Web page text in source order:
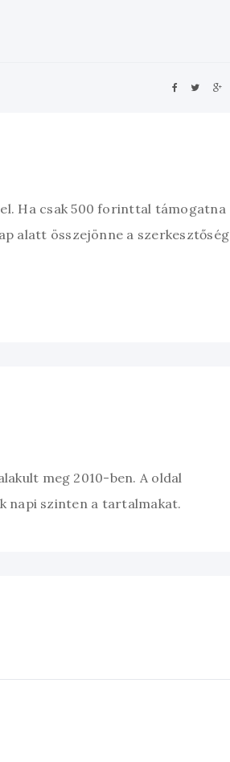
Ha csak 500 forinttal támogatna
alatt összejönne a szerkesztőség
meg 2010-ben. A oldal
napi szinten a tartalmakat.